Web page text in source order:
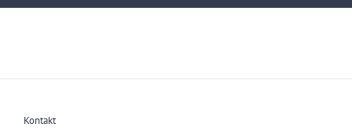
Kontakt